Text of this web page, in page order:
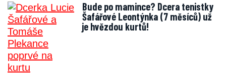
Bude po mamince? Dcera tenistky
Šafářové Leontýnka (7 měsíců) už
je hvězdou kurtů!